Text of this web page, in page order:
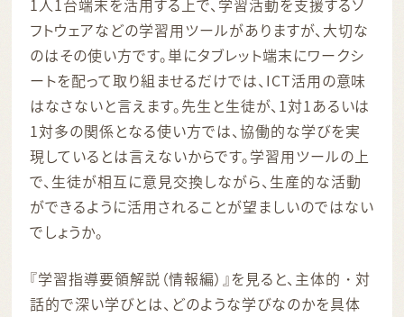
1人1台端末を活用する上で、学習活動を支援するソ
フトウェアなどの学習用ツールがありますが、大切な
のはその使い方です。単にタブレット端末にワークシ
ートを配って取り組ませるだけでは、ICT活用の意味
はなさないと言えます。先生と生徒が、1対1あるいは
1対多の関係となる使い方では、協働的な学びを実
現しているとは言えないからです。学習用ツールの上
で、生徒が相互に意見交換しながら、生産的な活動
ができるように活用されることが望ましいのではない
でしょうか。
『学習指導要領解説（情報編）』を見ると、主体的・対
話的で深い学びとは、どのような学びなのかを具体